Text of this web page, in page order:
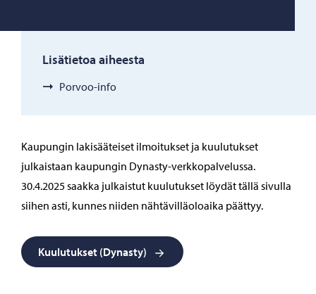
Lisätietoa aiheesta
Porvoo-info
Kaupungin lakisääteiset ilmoitukset ja kuulutukset
julkaistaan kaupungin Dynasty-verkkopalvelussa.
30.4.2025 saakka julkaistut kuulutukset löydät tällä sivulla
siihen asti, kunnes niiden nähtävilläoloaika päättyy.
Kuulutukset (Dynasty)